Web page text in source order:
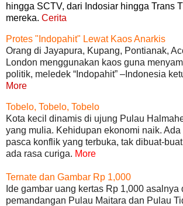
hingga SCTV, dari Indosiar hingga Trans
mereka. Cerita
Protes "Indopahit" Lewat Kaos Anarkis
Orang di Jayapura, Kupang, Pontianak,
London menggunakan kaos guna
politik, meledek “Indopahit” –Indonesia
More
Tobelo, Tobelo, Tobelo
Kota kecil dinamis di ujung Pulau
yang mulia. Kehidupan ekonomi naik.
pasca konflik yang terbuka, tak dibuat-
ada rasa curiga. More
Ternate dan Gambar Rp 1,000
Ide gambar uang kertas Rp 1,000 asalnya
pemandangan Pulau Maitara dan Pulau